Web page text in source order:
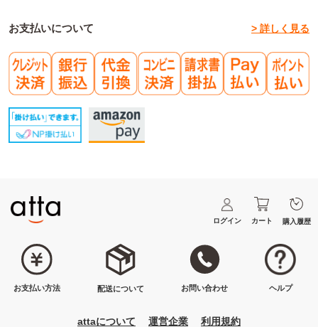
お支払いについて > 詳しく見る
ログイン カート 購入履歴
お支払い方法 配送について お問い合わせ ヘルプ
attaについて 運営企業 利用規約